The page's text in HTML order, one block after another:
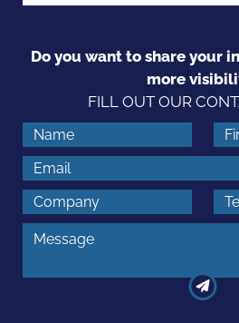
Do you want to share your
more
FILL OUT OUR